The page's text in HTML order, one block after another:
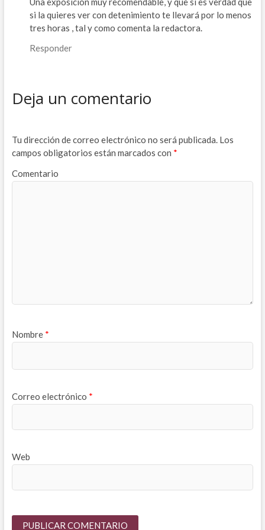
si la quieres ver con detenimiento te llevará por lo menos
tres horas , tal y como comenta la redactora.
Responder
Deja un comentario
Tu dirección de correo electrónico no será publicada. Los
campos obligatorios están marcados con *
Comentario
Nombre *
Correo electrónico *
Web